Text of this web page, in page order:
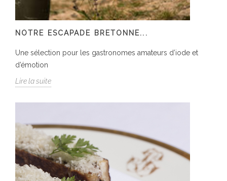
NOTRE ESCAPADE BRETONNE...
Une sélection pour les gastronomes amateurs d’iode et
d’émotion
Lire la suite